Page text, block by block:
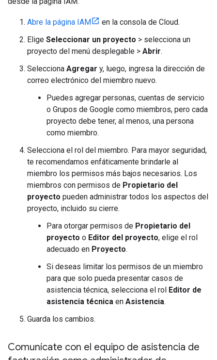
Abre la página IAM
en la consola de Cloud.
Elige Seleccionar un proyecto > selecciona un
proyecto del menú desplegable > Abrir.
Selecciona Agregar y, luego, ingresa la dirección de
correo electrónico del miembro nuevo.
Puedes agregar personas, cuentas de servicio
o Grupos de Google como miembros, pero cada
proyecto debe tener, al menos, una persona
como miembro.
Selecciona el rol del miembro. Para mayor seguridad,
te recomendamos enfáticamente brindarle al
miembro los permisos más bajos necesarios. Los
miembros con permisos de Propietario del
proyecto pueden administrar todos los aspectos del
proyecto, incluido su cierre.
Para otorgar permisos de Propietario del
proyecto o Editor del proyecto, elige el rol
adecuado en Proyecto.
Si deseas limitar los permisos de un miembro
para que solo pueda presentar casos de
asistencia técnica, selecciona el rol Editor de
asistencia técnica en Asistencia.
Guarda los cambios.
Comunícate con el equipo de asistencia de